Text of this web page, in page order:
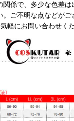
関係で、多少な色差は
ご不明な点などがご
軽にお問い合わせく